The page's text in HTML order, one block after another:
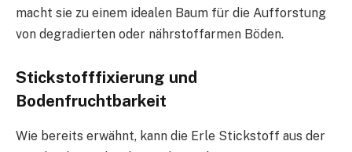
macht sie zu einem idealen Baum für die Aufforstung
von degradierten oder nährstoffarmen Böden.
Stickstofffixierung und
Bodenfruchtbarkeit
Wie bereits erwähnt, kann die Erle Stickstoff aus der